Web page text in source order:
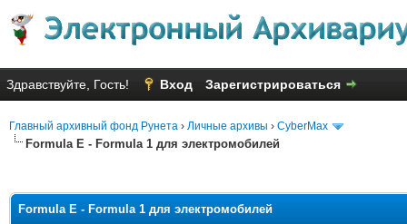
Здравствуйте, Гость! Вход Зарегистрироваться
Главный архивный фонд Рунета › Личные архивы › CyberMax
Formula E - Formula 1 для электромобилей
Formula E - Formula 1 для электромобилей